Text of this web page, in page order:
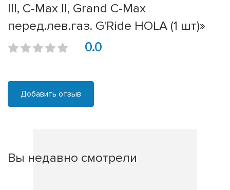
III, C-Max II, Grand C-Max
перед.лев.газ. G'Ride HOLA (1 шт)»
0.0
Добавить отзыв
Вы недавно смотрели